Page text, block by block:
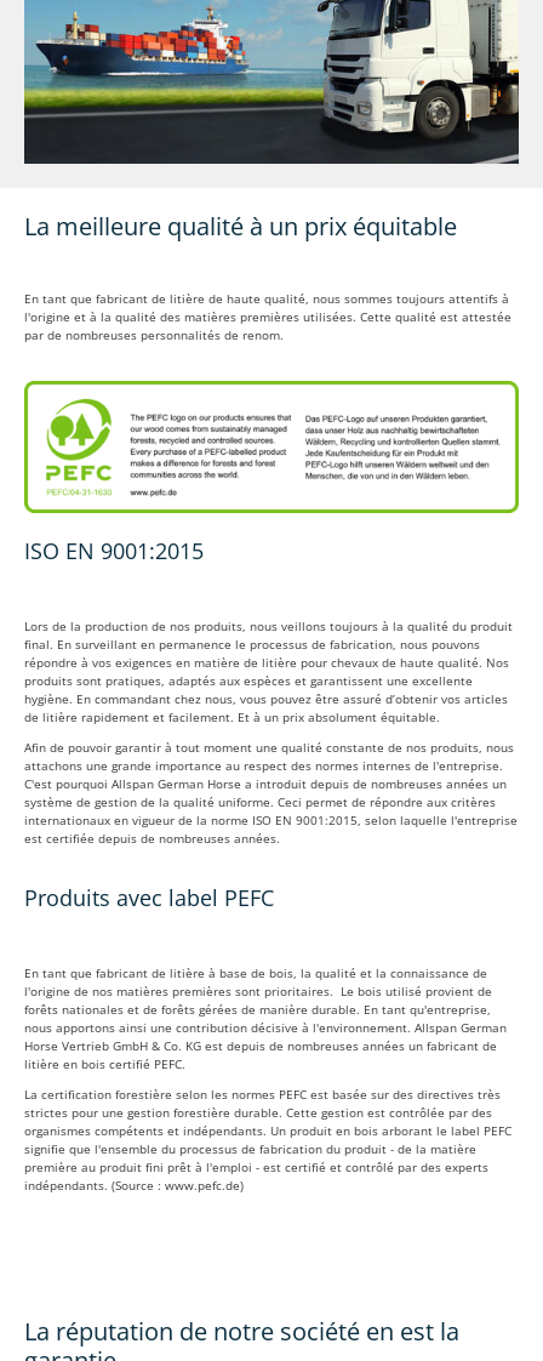
La meilleure qualité à un prix équitable
En tant que fabricant de litière de haute qualité, nous sommes toujours attentifs à
l'origine et à la qualité des matières premières utilisées. Cette qualité est attestée
par de nombreuses personnalités de renom.
ISO EN 9001:2015
Lors de la production de nos produits, nous veillons toujours à la qualité du produit
final. En surveillant en permanence le processus de fabrication, nous pouvons
répondre à vos exigences en matière de litière pour chevaux de haute qualité. Nos
produits sont pratiques, adaptés aux espèces et garantissent une excellente
hygiène. En commandant chez nous, vous pouvez être assuré d’obtenir vos articles
de litière rapidement et facilement. Et à un prix absolument équitable.
Afin de pouvoir garantir à tout moment une qualité constante de nos produits, nous
attachons une grande importance au respect des normes internes de l'entreprise.
C'est pourquoi Allspan German Horse a introduit depuis de nombreuses années un
système de gestion de la qualité uniforme. Ceci permet de répondre aux critères
internationaux en vigueur de la norme ISO EN 9001:2015, selon laquelle l'entreprise
est certifiée depuis de nombreuses années.
Produits avec label PEFC
En tant que fabricant de litière à base de bois, la qualité et la connaissance de
l'origine de nos matières premières sont prioritaires. Le bois utilisé provient de
forêts nationales et de forêts gérées de manière durable. En tant qu'entreprise,
nous apportons ainsi une contribution décisive à l'environnement. Allspan German
Horse Vertrieb GmbH & Co. KG est depuis de nombreuses années un fabricant de
litière en bois certifié PEFC.
La certification forestière selon les normes PEFC est basée sur des directives très
strictes pour une gestion forestière durable. Cette gestion est contrôlée par des
organismes compétents et indépendants. Un produit en bois arborant le label PEFC
signifie que l'ensemble du processus de fabrication du produit - de la matière
première au produit fini prêt à l'emploi - est certifié et contrôlé par des experts
indépendants. (Source : www.pefc.de)
La réputation de notre société en est la